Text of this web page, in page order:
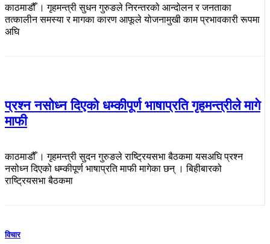
काठमाडौँ । गृहमन्त्री सुधन गुरुङले निरन्तरको आन्दोलन र जनताका
तत्कालीन समस्या र मागका कारण आफूले योजनामुखी काम प्रभावकारी रूपमा
अघि
प्रश्न नसोध्न दिएको धम्कीपूर्ण भाषाप्रति गृहमन्त्रीले मागे
माफी
काठमाडौँ । गृहमन्त्री सुदन गुरुङले राष्ट्रियसभा बैठकमा यसअघि प्रश्न
नसोध्न दिएको धम्कीपूर्ण भाषाप्रति माफी मागेका छन् । बिहीबारको
राष्ट्रियसभा बैठकमा
विचार